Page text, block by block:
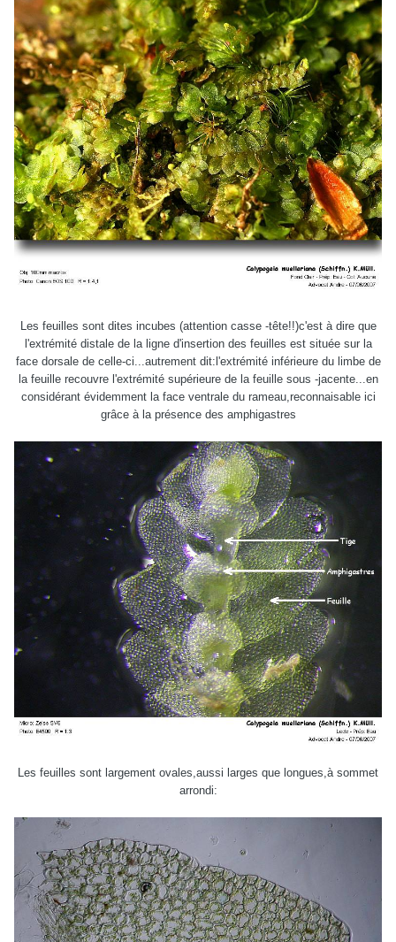
Les feuilles sont dites incubes (attention casse -tête!!)c'est à dire que
l'extrémité distale de la ligne d'insertion des feuilles est située sur la
face dorsale de celle-ci...autrement dit:l'extrémité inférieure du limbe de
la feuille recouvre l'extrémité supérieure de la feuille sous -jacente...en
considérant évidemment la face ventrale du rameau,reconnaisable ici
grâce à la présence des amphigastres
Les feuilles sont largement ovales,aussi larges que longues,à sommet
arrondi: